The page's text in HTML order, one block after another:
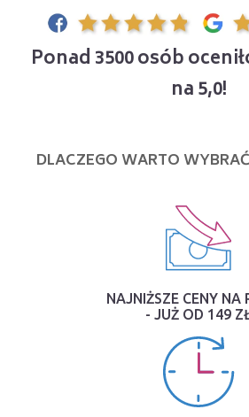
Ponad 3500 osób
na 5,0!
DLACZEGO WARTO
NAJNIŻSZE CENY NA
- JUŻ OD 149